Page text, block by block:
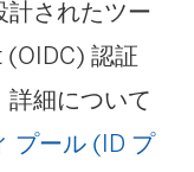
計されたツー
認証
細について
プール (ID プ